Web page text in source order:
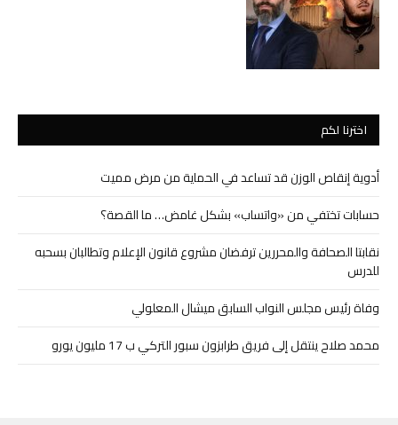
اخترنا لكم
أدوية إنقاص الوزن قد تساعد في الحماية من مرض مميت
حسابات تختفي من «واتساب» بشكل غامض… ما القصة؟
نقابتا الصحافة والمحررين ترفضان مشروع قانون الإعلام وتطالبان بسحبه
للدرس
وفاة رئيس مجلس النواب السابق ميشال المعلولي
محمد صلاح ينتقل إلى فريق طرابزون سبور التركي ب 17 مليون يورو